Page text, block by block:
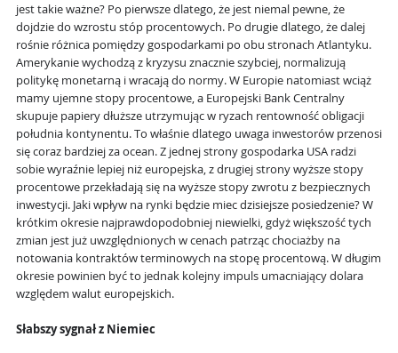
jest takie ważne? Po pierwsze dlatego, że jest niemal pewne, że
dojdzie do wzrostu stóp procentowych. Po drugie dlatego, że dalej
rośnie różnica pomiędzy gospodarkami po obu stronach Atlantyku.
Amerykanie wychodzą z kryzysu znacznie szybciej, normalizują
politykę monetarną i wracają do normy. W Europie natomiast wciąż
mamy ujemne stopy procentowe, a Europejski Bank Centralny
skupuje papiery dłuższe utrzymując w ryzach rentowność obligacji
południa kontynentu. To właśnie dlatego uwaga inwestorów przenosi
się coraz bardziej za ocean. Z jednej strony gospodarka USA radzi
sobie wyraźnie lepiej niż europejska, z drugiej strony wyższe stopy
procentowe przekładają się na wyższe stopy zwrotu z bezpiecznych
inwestycji. Jaki wpływ na rynki będzie miec dzisiejsze posiedzenie? W
krótkim okresie najprawdopodobniej niewielki, gdyż większość tych
zmian jest już uwzględnionych w cenach patrząc chociażby na
notowania kontraktów terminowych na stopę procentową. W długim
okresie powinien być to jednak kolejny impuls umacniający dolara
względem walut europejskich.
Słabszy sygnał z Niemiec